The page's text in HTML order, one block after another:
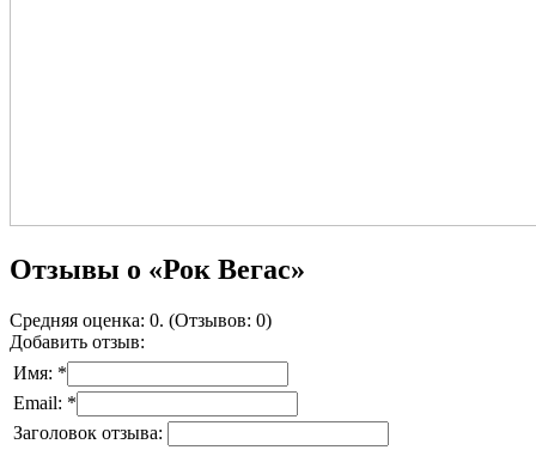
Отзывы о «Рок Вегас»
Средняя оценка: 0. (Отзывов: 0)
Добавить отзыв:
Имя: *
Email: *
Заголовок отзыва: